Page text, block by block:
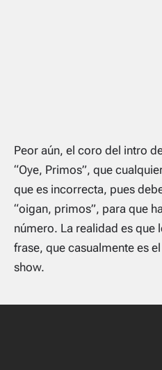
Peor aún, el coro del intro
“Oye, Primos”, que
que es incorrecta, pues
“oigan, primos”, para que
número. La realidad es que
frase, que casualmente es
show.